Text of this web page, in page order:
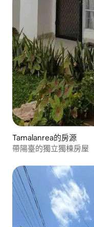
Tamalanrea的房源
帶陽臺的獨立獨棟房屋